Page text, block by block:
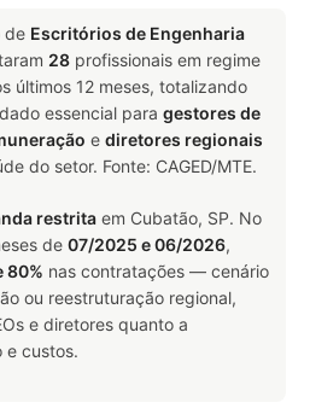
de Escritórios de Engenharia
28 profissionais em regime
últimos 12 meses, totalizando
essencial para gestores de
e diretores regionais
do setor. Fonte: CAGED/MTE.
restrita em Cubatão, SP. No
de 07/2025 e 06/2026,
80% nas contratações — cenário
ou reestruturação regional,
e diretores quanto a
e custos.